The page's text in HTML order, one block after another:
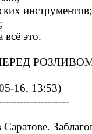
инструментов;
всё это.
ПЕРЕД
16, 13:53)